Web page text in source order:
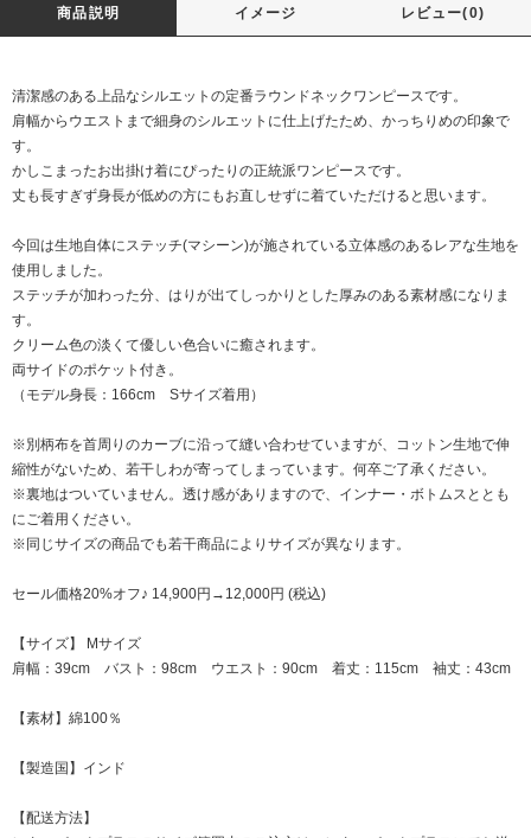
商品説明 イメージ レビュー(0)
清潔感のある上品なシルエットの定番ラウンドネックワンピースです。
肩幅からウエストまで細身のシルエットに仕上げたため、かっちりめの印象で
す。
かしこまったお出掛け着にぴったりの正統派ワンピースです。
丈も長すぎず身長が低めの方にもお直しせずに着ていただけると思います。
今回は生地自体にステッチ(マシーン)が施されている立体感のあるレアな生地を
使用しました。
ステッチが加わった分、はりが出てしっかりとした厚みのある素材感になりま
す。
クリーム色の淡くて優しい色合いに癒されます。
両サイドのポケット付き。
（モデル身長：166cm Sサイズ着用）
※別柄布を首周りのカーブに沿って縫い合わせていますが、コットン生地で伸
縮性がないため、若干しわが寄ってしまっています。何卒ご了承ください。
※裏地はついていません。透け感がありますので、インナー・ボトムスととも
にご着用ください。
※同じサイズの商品でも若干商品によりサイズが異なります。
セール価格20%オフ♪ 14,900円→12,000円 (税込)
【サイズ】 Mサイズ
肩幅：39cm バスト：98cm ウエスト：90cm 着丈：115cm 袖丈：43cm
【素材】綿100％
【製造国】インド
【配送方法】